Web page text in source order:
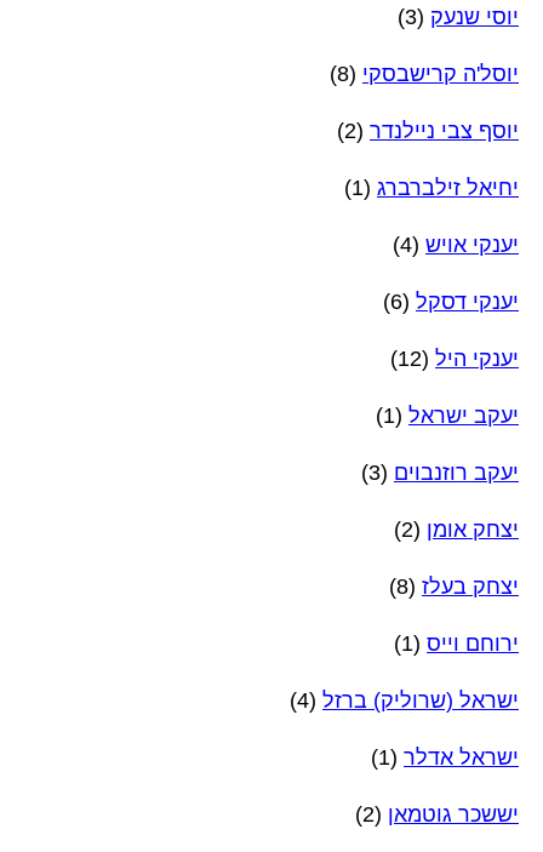
יוסי שנעק (3)
יוסל'ה קרישבסקי (8)
יוסף צבי ניילנדר (2)
יחיאל זילברברג (1)
יענקי אויש (4)
יענקי דסקל (6)
יענקי היל (12)
יעקב ישראל (1)
יעקב רוזנבוים (3)
יצחק אומן (2)
יצחק בעלז (8)
ירוחם וייס (1)
ישראל (שרוליק) ברזל (4)
ישראל אדלר (1)
יששכר גוטמאן (2)